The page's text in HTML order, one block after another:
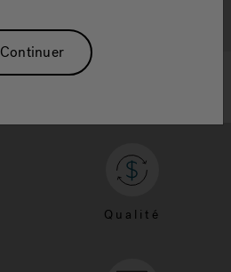
Qualité
Continuer